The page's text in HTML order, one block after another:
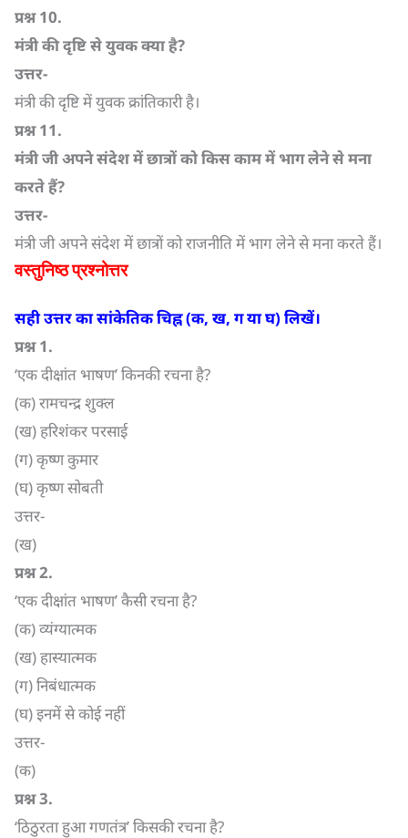
प्रश्न10.
मंत्री की दृष्टि से युवक क्या है?
उत्तर-
मंत्री की दृष्टि में युवक क्रांतिकारी है।
प्रश्न11.
मंत्री जी अपने संदेश में छात्रों को किस काम में भाग लेने से मना
करते हैं?
उत्तर-
मंत्री जी अपने संदेश में छात्रों को राजनीति में भाग लेने से मना करते हैं।
वस्तुनिष्ठ प्रश्नोत्तर
सही उत्तर का सांकेतिक चिह्न (क, ख, ग या घ) लिखें।
प्रश्न1.
‘एक दीक्षांत भाषण’ किनकी रचना है?
(क) रामचन्द्र शुक्ल
(ख) हरिशंकर परसाई
(ग) कृष्ण कुमार
(घ) कृष्ण सोबती
उत्तर-
(ख)
प्रश्न2.
‘एक दीक्षांत भाषण’ कैसी रचना है?
(क) व्यंग्यात्मक
(ख) हास्यात्मक
(ग) निबंधात्मक
(घ) इनमें से कोई नहीं
उत्तर-
(क)
प्रश्न3.
‘ठिठुरता हुआ गणतंत्र’ किसकी रचना है?